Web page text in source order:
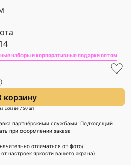
наборы и корпоративные подарки оптом
корзину
складе 750 шт
партнёрскими службами. Подходящий
при оформлении заказа
отличаться от фото/
настроек яркости вашего экрана).